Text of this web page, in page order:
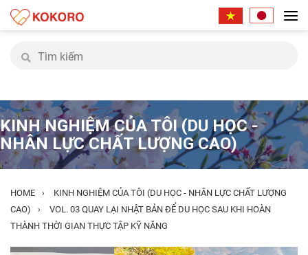
KINH NGHIỆM CỦA TÔI (DU HỌC -
NHÂN LỰC CHẤT LƯỢNG CAO)
HOME ›
KINH NGHIỆM CỦA TÔI (DU HỌC - NHÂN LỰC CHẤT LƯỢNG
CAO)
›
VOL. 03 QUAY LẠI NHẬT BẢN ĐỂ DU HỌC SAU KHI HOÀN
THÀNH THỜI GIAN THỰC TẬP KỸ NĂNG